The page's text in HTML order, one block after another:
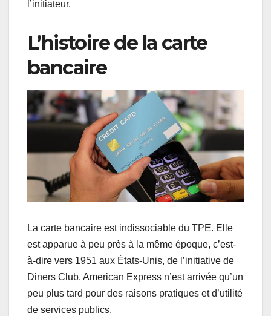
l’initiateur.
L’histoire de la carte
bancaire
La carte bancaire est indissociable du TPE. Elle
est apparue à peu près à la même époque, c’est-
à-dire vers 1951 aux États-Unis, de l’initiative de
Diners Club. American Express n’est arrivée qu’un
peu plus tard pour des raisons pratiques et d’utilité
de services publics.